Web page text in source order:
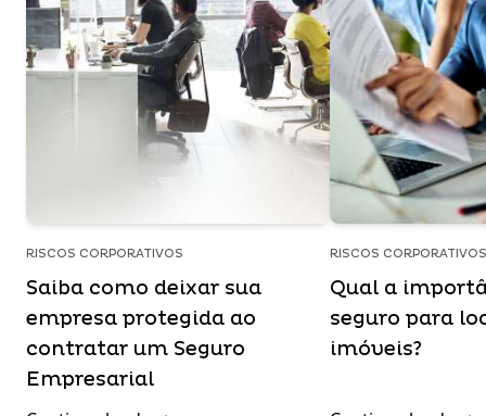
RISCOS CORPORATIVOS
Saiba como deixar sua
empresa protegida ao
contratar um Seguro
Empresarial
RISCOS CORPORATIVOS
Qual a
seguro para
imóveis?